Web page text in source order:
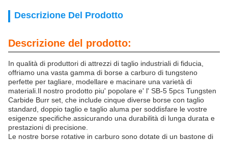
Descrizione Del Prodotto
Descrizione del prodotto:
In qualità di produttori di attrezzi di taglio industriali di fiducia,
offriamo una vasta gamma di borse a carburo di tungsteno
perfette per tagliare, modellare e macinare una varietà di
materiali.Il nostro prodotto piu' popolare e' l' SB-5 5pcs Tungsten
Carbide Burr set, che include cinque diverse borse con taglio
standard, doppio taglio e taglio aluma per soddisfare le vostre
esigenze specifiche.assicurando una durabilità di lunga durata e
prestazioni di precisione.
Le nostre borse rotative in carburo sono dotate di un bastone di